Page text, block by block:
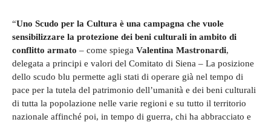
“Uno Scudo per la Cultura è una campagna che vuole
sensibilizzare la protezione dei beni culturali in ambito di
conflitto armato – come spiega Valentina Mastronardi,
delegata a principi e valori del Comitato di Siena – La posizione
dello scudo blu permette agli stati di operare già nel tempo di
pace per la tutela del patrimonio dell’umanità e dei beni culturali
di tutta la popolazione nelle varie regioni e su tutto il territorio
nazionale affinché poi, in tempo di guerra, chi ha abbracciato e